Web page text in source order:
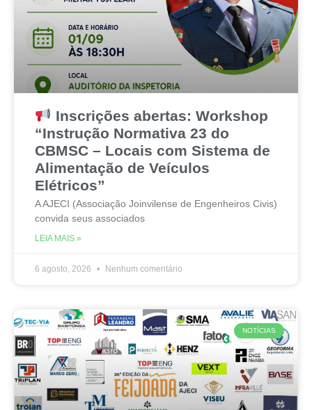
Inscrições abertas: Workshop
“Instrução Normativa 23 do
CBMSC – Locais com Sistema de
Alimentação de Veículos
Elétricos”
A AJECI (Associação Joinvilense de Engenheiros Civis)
convida seus associados
LEIA MAIS »
6 agosto, 2026 Nenhum comentário
NOTÍCIAS